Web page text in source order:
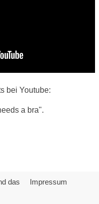
bei Youtube:
a bra".
das
Impressum